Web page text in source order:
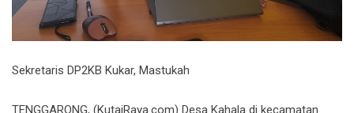
Sekretaris DP2KB Kukar, Mastukah
TENGGARONG, (KutaiRaya.com) Desa Kahala di kecamatan